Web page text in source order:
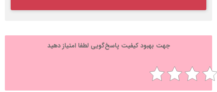
جهت بهبود کیفیت پاسخ‌گویی لطفا امتیاز دهید